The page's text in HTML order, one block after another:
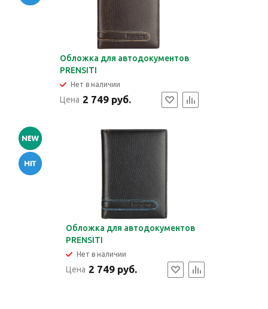
Обложка для автодокументов
PRENSITI
Нет в наличии
Цена 2 749 руб.
Обложка для автодокументов
PRENSITI
Нет в наличии
Цена 2 749 руб.